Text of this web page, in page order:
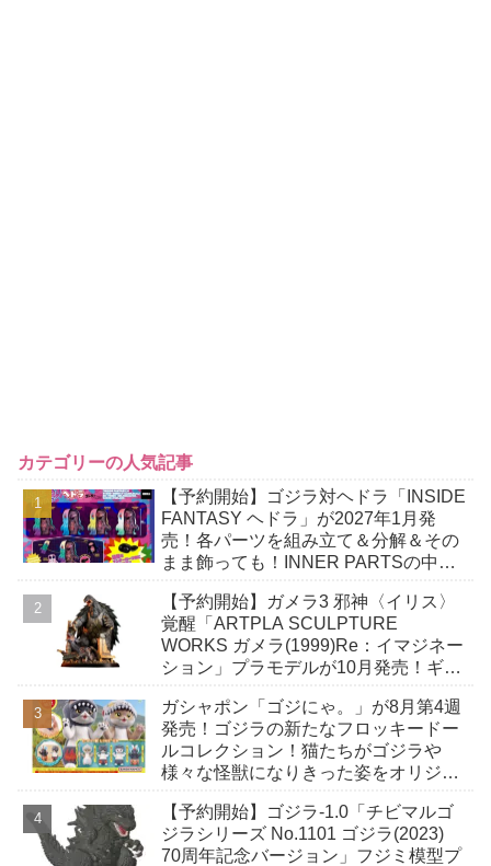
カテゴリーの人気記事
【予約開始】ゴジラ対ヘドラ「INSIDE
FANTASY ヘドラ」が2027年1月発
売！各パーツを組み立て＆分解＆その
まま飾っても！INNER PARTSの中に
【予約開始】ガメラ3 邪神〈イリス〉
覚醒「ARTPLA SCULPTURE
WORKS ガメラ(1999)Re：イマジネー
ション」プラモデルが10月発売！ギャ
緊迫の瞬間！
ガシャポン「ゴジにゃ。」が8月第4週
発売！ゴジラの新たなフロッキードー
ルコレクション！猫たちがゴジラや
様々な怪獣になりきった姿をオリジナ
【予約開始】ゴジラ-1.0「チビマルゴ
ジラシリーズ No.1101 ゴジラ(2023)
70周年記念バージョン」フジミ模型プ